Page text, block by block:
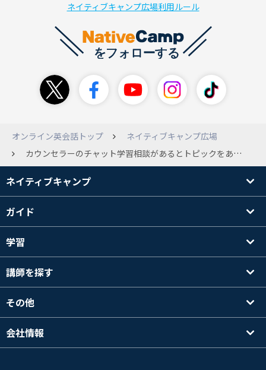
ネイティブキャンプ広場利用ルール
オンライン英会話トップ
ネイティブキャンプ広場
カウンセラーのチャット学習相談があるとトピックをあげてる方がいましたが、 ここで皆さんが質問してるような文法などの相談もできますか？ 実際使ってる方はいますか？ Androidでどこでできるかまだ知りません。
ネイティブキャンプ
ガイド
学習
講師を探す
その他
会社情報